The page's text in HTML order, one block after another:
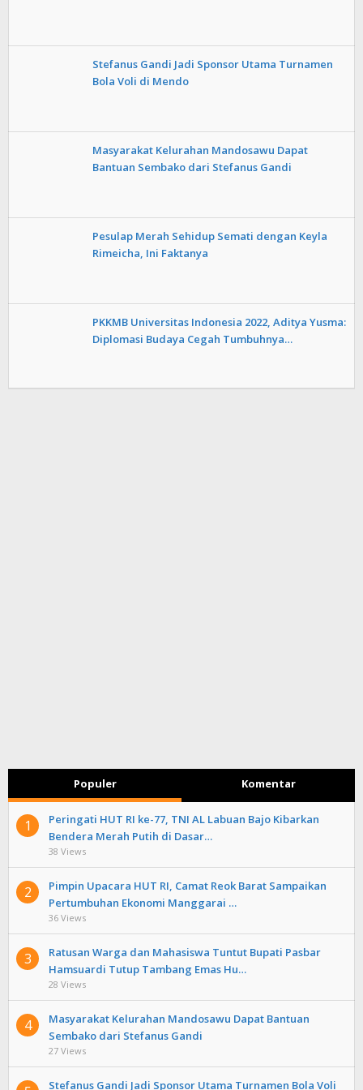
Stefanus Gandi Jadi Sponsor Utama Turnamen
Bola Voli di Mendo
Masyarakat Kelurahan Mandosawu Dapat
Bantuan Sembako dari Stefanus Gandi
Pesulap Merah Sehidup Semati dengan Keyla
Rimeicha, Ini Faktanya
PKKMB Universitas Indonesia 2022, Aditya Yusma:
Diplomasi Budaya Cegah Tumbuhnya…
Populer Komentar
1
Peringati HUT RI ke-77, TNI AL Labuan Bajo Kibarkan
Bendera Merah Putih di Dasar…
38 Views
2
Pimpin Upacara HUT RI, Camat Reok Barat Sampaikan
Pertumbuhan Ekonomi Manggarai …
36 Views
3
Ratusan Warga dan Mahasiswa Tuntut Bupati Pasbar
Hamsuardi Tutup Tambang Emas Hu…
28 Views
4
Masyarakat Kelurahan Mandosawu Dapat Bantuan
Sembako dari Stefanus Gandi
27 Views
Stefanus Gandi Jadi Sponsor Utama Turnamen Bola Voli